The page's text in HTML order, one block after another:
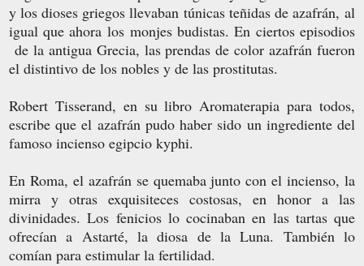
y los dioses griegos llevaban túnicas teñidas de azafrán, al
igual que ahora los monjes budistas. En ciertos episodios
de la antigua Grecia, las prendas de color azafrán fueron
el distintivo de los nobles y de las prostitutas.
Robert Tisserand, en su libro Aromaterapia para todos,
escribe que el azafrán pudo haber sido un ingrediente del
famoso incienso egipcio kyphi.
En Roma, el azafrán se quemaba junto con el incienso, la
mirra y otras exquisiteces costosas, en honor a las
divinidades. Los fenicios lo cocinaban en las tartas que
ofrecían a Astarté, la diosa de la Luna. También lo
comían para estimular la fertilidad.